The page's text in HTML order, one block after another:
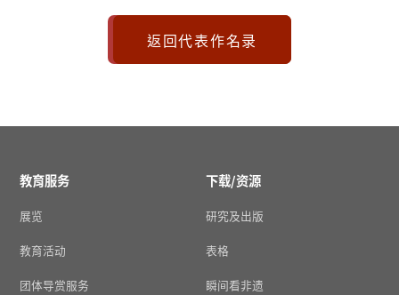
返回代表作名录
教育服务
展览
教育活动
团体导赏服务
下载/资源
研究及出版
表格
瞬间看非遗